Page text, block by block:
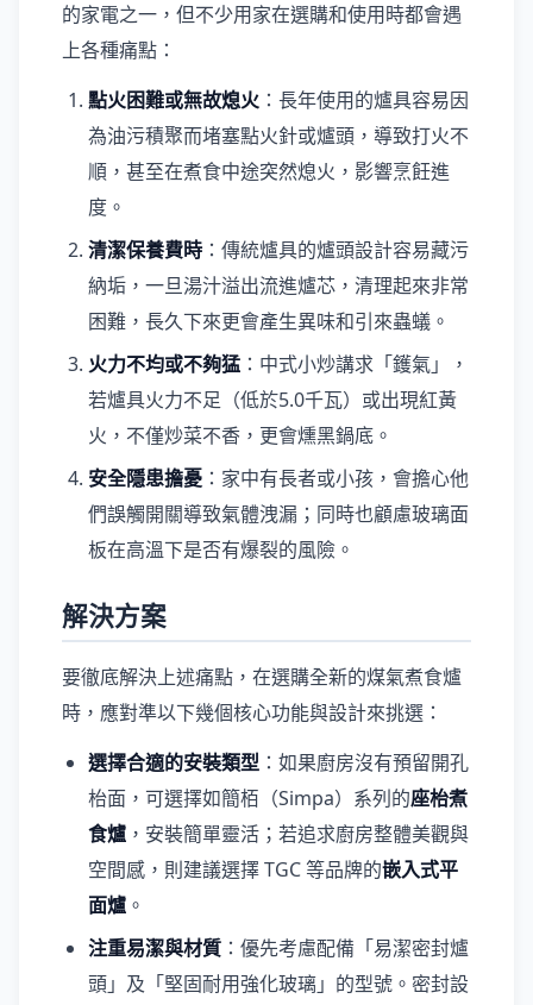
的家電之一，但不少用家在選購和使用時都會遇
上各種痛點：
點火困難或無故熄火 ：長年使用的爐具容易因
為油污積聚而堵塞點火針或爐頭，導致打火不
順，甚至在煮食中途突然熄火，影響烹飪進
度。
清潔保養費時 ：傳統爐具的爐頭設計容易藏污
納垢，一旦湯汁溢出流進爐芯，清理起來非常
困難，長久下來更會產生異味和引來蟲蟻。
火力不均或不夠猛 ：中式小炒講求「鑊氣」，
若爐具火力不足（低於5.0千瓦）或出現紅黃
火，不僅炒菜不香，更會燻黑鍋底。
安全隱患擔憂 ：家中有長者或小孩，會擔心他
們誤觸開關導致氣體洩漏；同時也顧慮玻璃面
板在高溫下是否有爆裂的風險。
解決方案
要徹底解決上述痛點，在選購全新的煤氣煮食爐
時，應對準以下幾個核心功能與設計來挑選：
選擇合適的安裝類型 ：如果廚房沒有預留開孔
枱面，可選擇如簡栢（Simpa）系列的座枱煮
食爐 ，安裝簡單靈活；若追求廚房整體美觀與
空間感，則建議選擇 TGC 等品牌的嵌入式平
面爐 。
注重易潔與材質 ：優先考慮配備「易潔密封爐
頭」及「堅固耐用強化玻璃」的型號。密封設